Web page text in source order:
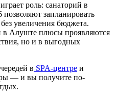
роль: санаторий в
запланировать
увеличения бюджета.
в Алуште плюсы проявляются
но и в выгодных
в SPA-центре и
— и вы получите по-